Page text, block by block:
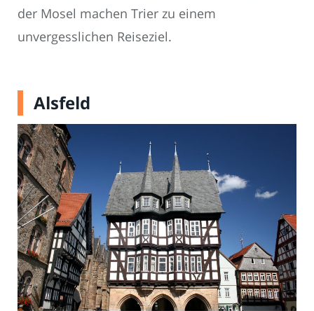
der Mosel machen Trier zu einem
unvergesslichen Reiseziel.
Alsfeld